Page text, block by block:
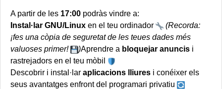
A partir de les 17:00 podràs vindre a:
Instal·lar GNU/Linux en el teu ordinador
(Recorda:
¡fes una còpia de seguretat de les teues dades més
valuoses primer!
)Aprendre a bloquejar anuncis i
rastrejadors en el teu mòbil
Descobrir i instal·lar aplicacions lliures i conéixer els
seus avantatges enfront del programari privatiu